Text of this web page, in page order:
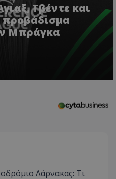
Τβέντε και
προβάδισμα
Μπράγκα
Λάρνακας: Τι